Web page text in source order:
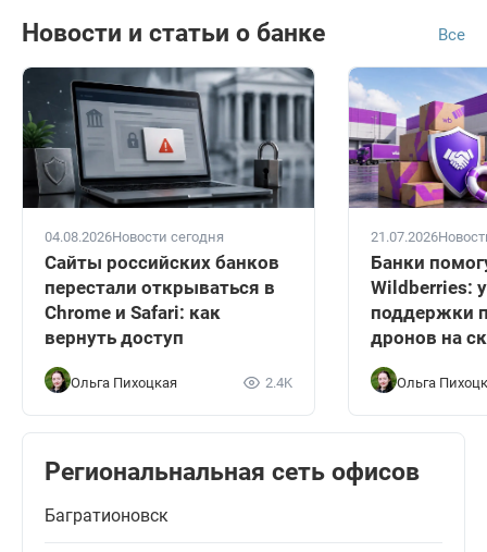
Новости и статьи о банке Все
04.08.2026Новости сегодня
Сайты российских банков
перестали открываться в
Chrome и Safari: как
вернуть доступ
Ольга Пихоцкая 2.4K
21.07.2026
Банки
Wildberries:
поддержки
дронов на
Ольга
Региональнальная сеть офисов
Багратионовск